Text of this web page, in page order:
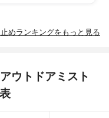
止めランキングをもっと見る
ウトドアミスト